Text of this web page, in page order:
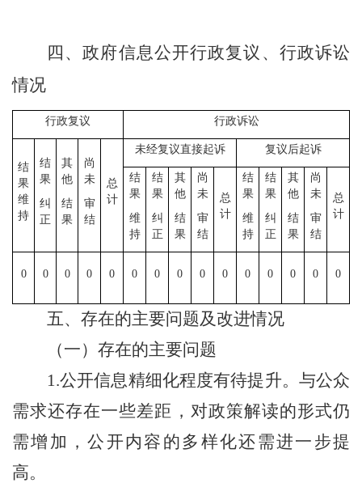
四、政府信息公开行政复议、行政诉讼
情况
行政复议 行政诉讼
结
果
维
持
结
果
纠
正
其
他
结
果
尚
未
审
结
总
计
未经复议直接起诉 复议后起诉
结
果
维
持
结
果
纠
正
其
他
结
果
尚
未
审
结
总
计
结
果
维
持
结
果
纠
正
其
他
结
果
尚
未
审
结
总
计
0 0 0 0 0 0 0 0 0 0 0 0 0 0 0
五、存在的主要问题及改进情况
（一）存在的主要问题
1.公开信息精细化程度有待提升。与公众
需求还存在一些差距，对政策解读的形式仍
需增加，公开内容的多样化还需进一步提
高。